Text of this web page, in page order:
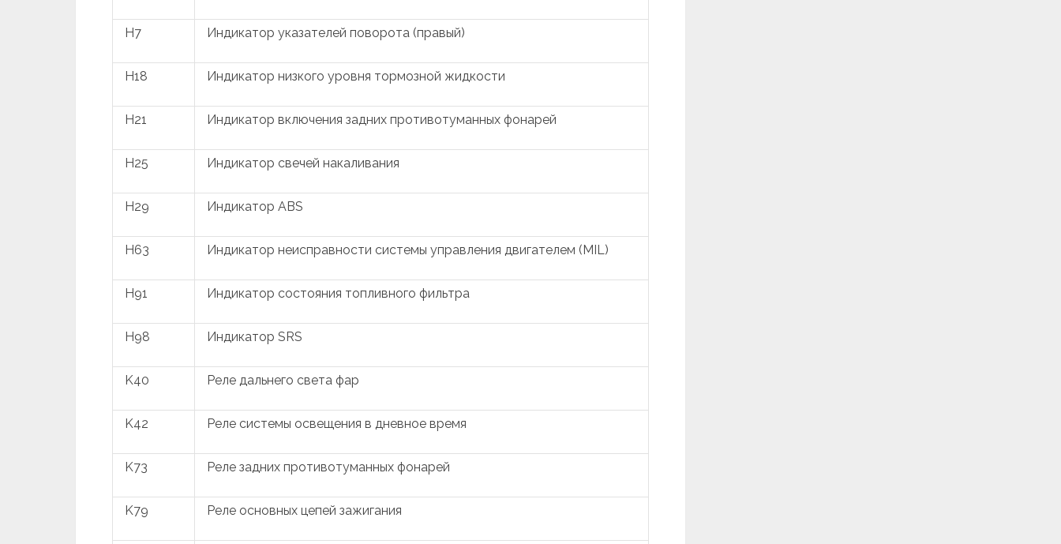
H7 Индикатор указателей поворота (правый)
H18 Индикатор низкого уровня тормозной жидкости
H21 Индикатор включения задних противотуманных фонарей
H25 Индикатор свечей накаливания
H29 Индикатор ABS
H63 Индикатор неисправности системы управления двигателем (MIL)
H91 Индикатор состояния топливного фильтра
H98 Индикатор SRS
K40 Реле дальнего света фар
K42 Реле системы освещения в дневное время
K73 Реле задних противотуманных фонарей
K79 Реле основных цепей зажигания